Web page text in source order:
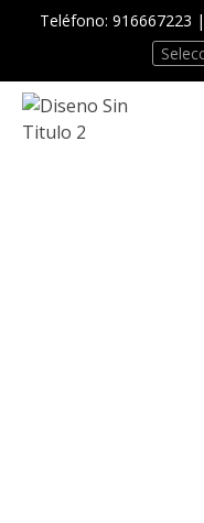
Teléfono: 916667223